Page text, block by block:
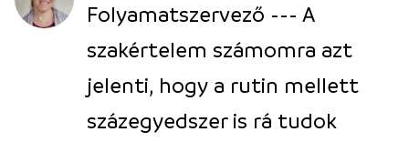
Folyamatszervező --- A
szakértelem számomra azt
jelenti, hogy a rutin mellett
százegyedszer is rá tudok